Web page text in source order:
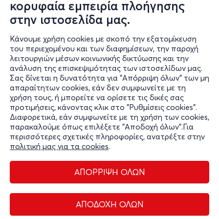
κορυφαία εμπειρία πλοήγησης
στην ιστοσελίδα μας.
Κάνουμε χρήση cookies με σκοπό την εξατομίκευση
του περιεχομένου και των διαφημίσεων, την παροχή
λειτουργιών μέσων κοινωνικής δικτύωσης και την
ανάλυση της επισκεψιμότητας των ιστοσελίδων μας.
Σας δίνεται η δυνατότητα για "Απόρριψη όλων" των μη
απαραίτητων cookies, εάν δεν συμφωνείτε με τη
χρήση τους, ή μπορείτε να ορίσετε τις δικές σας
προτιμήσεις, κάνοντας κλικ στο "Ρυθμίσεις cookies".
Διαφορετικά, εάν συμφωνείτε με τη χρήση των cookies,
παρακαλούμε όπως επιλέξετε "Αποδοχή όλων".Για
περισσότερες σχετικές πληροφορίες, ανατρέξτε στην
πολιτική μας για τα cookies.
ΑΠΟΡΡΙΨΗ ΟΛΩΝ
ΑΠΟΔΟΧΗ ΟΛΩΝ
(μεγάλο ελεύθερο πάρκινγκ έξω από την είσοδο)
Ισόγειο. Εύκολη πρόσβαση για ΑΜΕΑ.
Καραϊσκάκη.
Θέατρο Κάτω απ' τη Γέφυρα
Πλατεία ΗΣΑΠ, Νέο Φάληρο
Τηλ.: 2104816200
Website: katoapotigefyra.gr
Διαχείριση cookies
Όροι Χρήσης